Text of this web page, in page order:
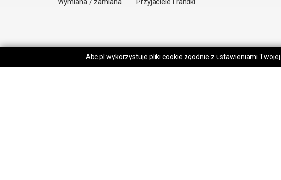
Wymiana / zamiana
Przyjaciele i randki
Abc.pl wykorzystuje pliki cookie zgodnie z ustawieniami